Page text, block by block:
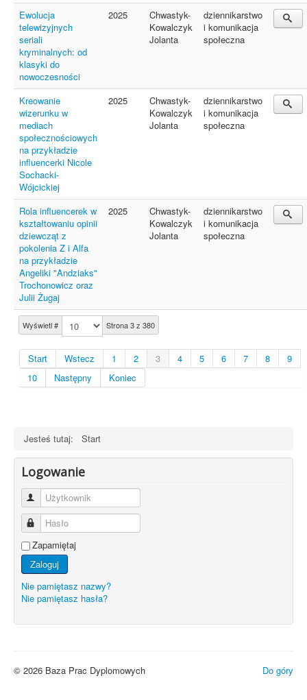
Wyświetl # Strona 3 z 380
Start Wstecz 1 2 3 4 5 6 7 8
9
10
Następny Koniec
Ewolucja
telewizyjnych
seriali
kryminalnych: od
klasyki do
nowoczesności
2025
Chwastyk-
Kowalczyk
Jolanta
dziennikarstwo
i komunikacja
społeczna
Kreowanie
wizerunku w
mediach
społecznościowych
na przykładzie
influencerki Nicole
Sochacki-
Wójcickiej
2025
Chwastyk-
Kowalczyk
Jolanta
dziennikarstwo
i komunikacja
społeczna
Rola influencerek w
kształtowaniu opinii
dziewcząt z
pokolenia Z i Alfa
na przykładzie
Angeliki "Andziaks"
Trochonowicz oraz
Julii Żugaj
2025
Chwastyk-
Kowalczyk
Jolanta
dziennikarstwo
i komunikacja
społeczna
Jesteś tutaj: Start
Logowanie
Użytkownik
Hasło
Zapamiętaj
Zaloguj
Nie pamiętasz nazwy?
Nie pamiętasz hasła?
Do góry
© 2026 Baza Prac Dyplomowych